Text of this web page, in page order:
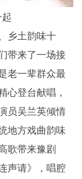
乡土韵味十
带来了一场接
老一辈群众最
心登台献唱，
员吴兰英倾情
地方戏曲韵味
歌带来豫剧
声请》，唱腔